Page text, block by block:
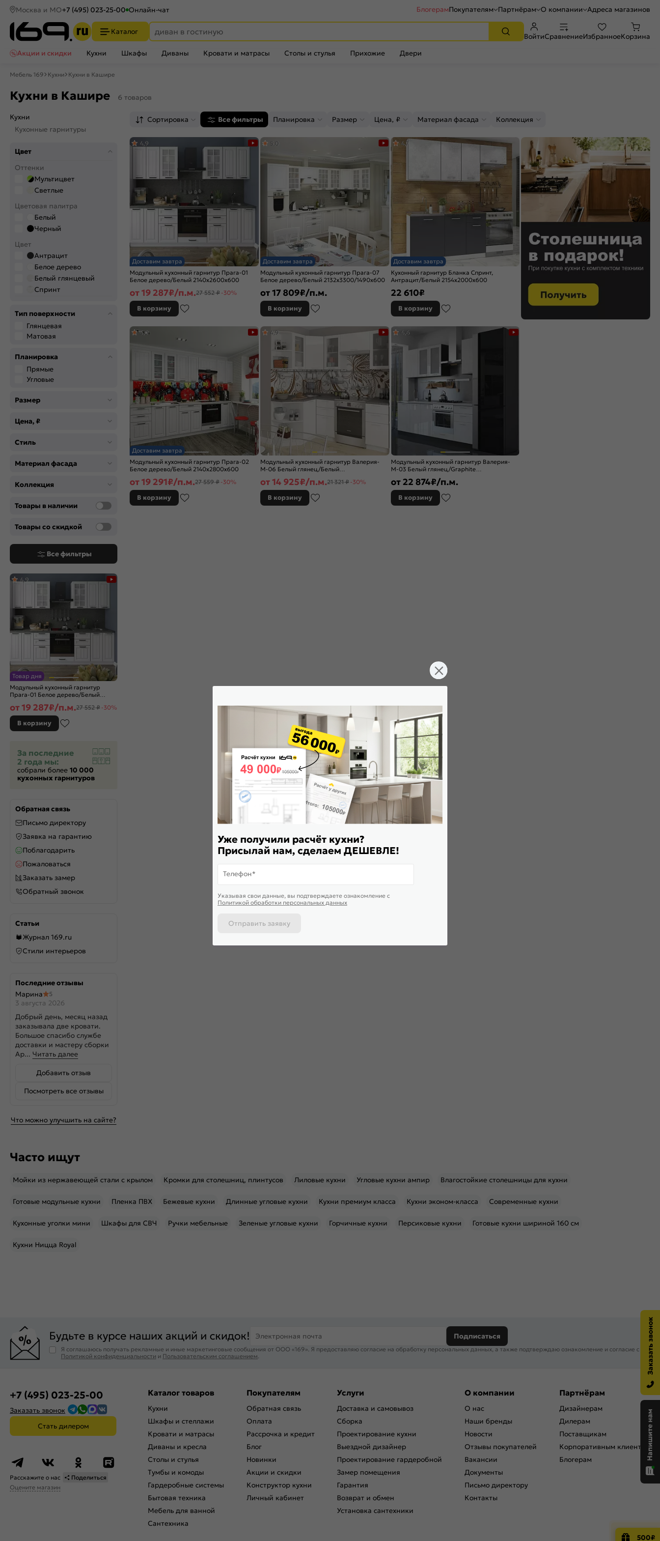
Москва и МО+7 (495) 023-25-00 Онлайн-чат БлогерамПокупателям Партнёрам О компании Адреса магазинов
Каталог
ВойтиСравнениеИзбранноеКорзина
Акции и скидки
Кухни Шкафы Диваны Кровати и матрасы Столы и стулья Прихожие Двери
Мебель 169 Кухни Кухни в Кашире
Кухни в Кашире 6 товаров
Кухни
Кухонные гарнитуры
Цвет
Оттенки
Мультицвет
Светлые
Цветовая палитра
Белый
Черный
Цвет
Антрацит
Белое дерево
Белый глянцевый
Спринт
Тип поверхности
Глянцевая
Матовая
Планировка
Прямые
Угловые
Размер
Цена, ₽
Стиль
Материал фасада
Коллекция
Товары в наличии
Товары со скидкой
Все фильтры
Товар дня
Модульный кухонный гарнитур
Прага-01 Белое дерево/Белый
4,9
от19 287₽/п.м.27 552 ₽ -30%
В корзину
За последние
2 года мы:
собрали более 10 000
кухонных гарнитуров
Обратная связь
Письмо директору
Заявка на гарантию
Поблагодарить
Пожаловаться
Заказать замер
Обратный звонок
Статьи
Журнал 169.ru
Стили интерьеров
Последние отзывы
Марина
5
3 августа 2026
Добрый день, месяц назад
заказывала две кровати.
Большое спасибо службе
доставки и мастеру сборки
Ар... Читать далее
Добавить отзыв
Посмотреть все отзывы
Что можно улучшить на сайте?
Сортировка Все фильтры Планировка Размер Цена, ₽ Материал фасада Коллекция
Доставим завтра
Модульный кухонный гарнитур Прага-01
Белое дерево/Белый 2140x2600x600
4,9
от19 287₽/п.м.27 552 ₽ -30%
В корзину
Доставим завтра
Модульный кухонный гарнитур Прага-07
Белое дерево/Белый 2132x3300/1490x600
5,0
от17 809₽/п.м.
В корзину
Доставим завтра
Кухонный гарнитур Бланка Спринт,
Антрацит/Белый 2154x2000x600
4,7
22 610₽
В корзину
Доставим завтра
Модульный кухонный гарнитур Прага-02
Белое дерево/Белый 2140x2800x600
5,0
от19 291₽/п.м.27 559 ₽ -30%
В корзину
Модульный кухонный гарнитур Валерия-
М-06 Белый глянец/Белый
2140x1290/2000x600
4,9
от14 925₽/п.м.21 321 ₽ -30%
В корзину
Модульный кухонный гарнитур Валерия-
М-03 Белый глянец/Graphite
4,6
от 22 874₽/п.м.
В корзину
Часто ищут
Мойки из нержавеющей стали с крылом Кромки для столешниц, плинтусов Лиловые кухни Угловые кухни ампир Влагостойкие столешницы для кухни
Готовые модульные кухни Пленка ПВХ Бежевые кухни Длинные угловые кухни Кухни премиум класса Кухни эконом-класса Современные кухни
Кухонные уголки мини Шкафы для СВЧ Ручки мебельные Зеленые угловые кухни Горчичные кухни Персиковые кухни Готовые кухни шириной 160 см
Кухни Ницца Royal
Будьте в курсе наших акций и скидок! Электронная почта Подписаться
Я соглашаюсь получать рекламные и иные маркетинговые сообщения от ООО «169». Я предоставляю согласие на обработку персональных данных, а также подтверждаю ознакомление и согласие с
Политикой конфиденциальности и Пользовательским соглашением
+7 (495) 023-25-00
Заказать звонок
Стать дилером
Расскажите о нас
Поделиться
Оцените магазин
Каталог товаров
Кухни
Шкафы и стеллажи
Кровати и матрасы
Диваны и кресла
Столы и стулья
Тумбы и комоды
Гардеробные системы
Бытовая техника
Мебель для ванной
Сантехника
Покупателям
Обратная связь
Оплата
Рассрочка и кредит
Блог
Новинки
Акции и скидки
Конструктор кухни
Личный кабинет
Услуги
Доставка и самовывоз
Сборка
Проектирование кухни
Выездной дизайнер
Проектирование гардеробной
Замер помещения
Гарантия
Возврат и обмен
Установка сантехники
О компании
О нас
Наши бренды
Новости
Отзывы покупателей
Вакансии
Документы
Письмо директору
Контакты
Партнёрам
Дизайнерам
Дилерам
Поставщикам
Корпоративным клиентам
Блогерам
500₽
Уже получили расчёт кухни?
Присылай нам, сделаем ДЕШЕВЛЕ!
Телефон*
Указывая свои данные, вы подтверждаете ознакомление c
Политикой обработки персональных данных
Отправить заявку